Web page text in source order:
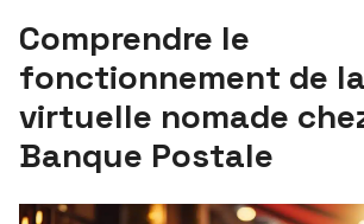
Comprendre le
fonctionnement de
virtuelle nomade
Banque Postale